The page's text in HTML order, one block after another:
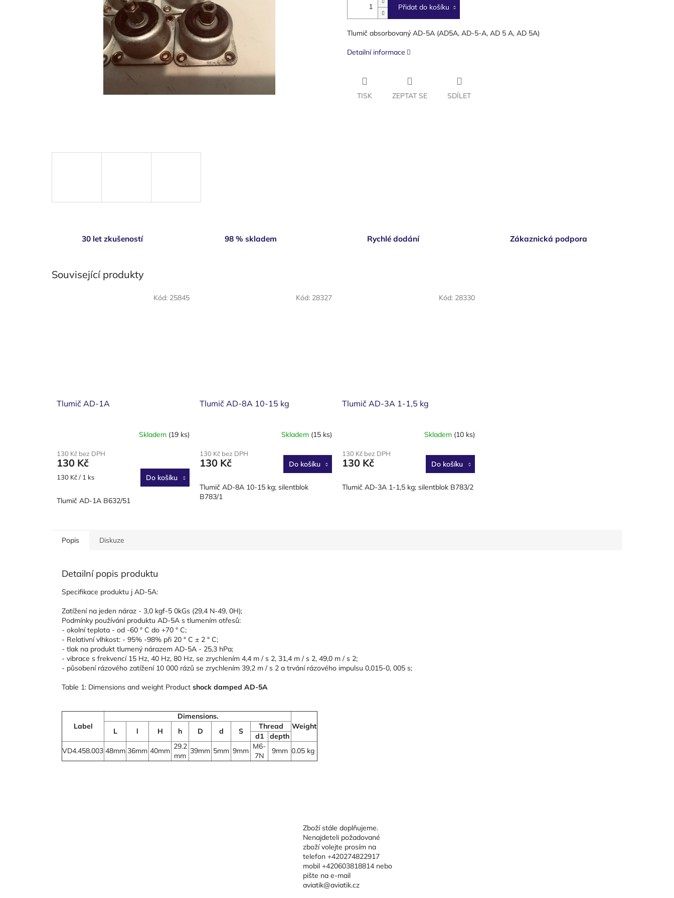
Přidat do košíku
Tlumič absorbovaný AD-5A (AD5A, AD-5-A, AD 5 A, AD 5A)
Detailní informace
TISK ZEPTAT SE SDÍLET
30 let zkušeností 98 % skladem Rychlé dodání Zákaznická podpora
Související produkty
Tlumič AD-1A
Skladem (19 ks)
130 Kč bez DPH
130 Kč
Měrná
130 Kč / 1 ks Do košíku
Tlumič AD-1A B632/51
Kód: 25845
Tlumič AD-8A 10-15 kg
Skladem (15 ks)
130 Kč bez DPH
130 Kč Do košíku
Tlumič AD-8A 10-15 kg; silentblok
B783/1
Kód: 28327
Tlumič AD-3A 1-1,5 kg
Skladem (10 ks)
130 Kč bez DPH
130 Kč Do košíku
Tlumič AD-3A 1-1,5 kg; silentblok B783/2
Kód: 28330
Popis Diskuze
Detailní popis produktu
Specifikace produktu j AD-5A:
Zatížení na jeden náraz - 3,0 kgf-5 0kGs (29,4 N-49, 0H);
Podmínky používání produktu AD-5A s tlumením otřesů:
- okolní teplota - od -60 ° C do +70 ° C;
- Relativní vlhkost: - 95% -98% při 20 ° C ± 2 ° C;
- tlak na produkt tlumený nárazem AD-5A - 25,3 hPa;
- vibrace s frekvencí 15 Hz, 40 Hz, 80 Hz, se zrychlením 4,4 m / s 2, 31,4 m / s 2, 49,0 m / s 2;
- působení rázového zatížení 10 000 rázů se zrychlením 39,2 m / s 2 a trvání rázového impulsu 0,015-0, 005 s;
Table 1: Dimensions and weight Product shock damped AD-5A
Label
Dimensions.
Weight
L l H h D d S
Thread
d1
depth
VD4.458.003 48mm 36mm 40mm 29.2
mm
39mm 5mm 9mm M6-
7N
9mm 0.05 kg
Zboží stále doplňujeme.
Nenajdeteli požadované
zboží volejte prosím na
telefon +420274822917
mobil +420603818814 nebo
pište na e-mail
aviatik@aviatik.cz